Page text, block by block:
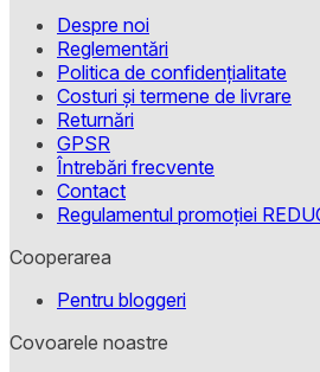
Despre noi
Reglementări
Politica de confidențialitate
Costuri și termene de livrare
Returnări
GPSR
Întrebări frecvente
Contact
Regulamentul promoției
Cooperarea
Pentru bloggeri
Covoarele noastre